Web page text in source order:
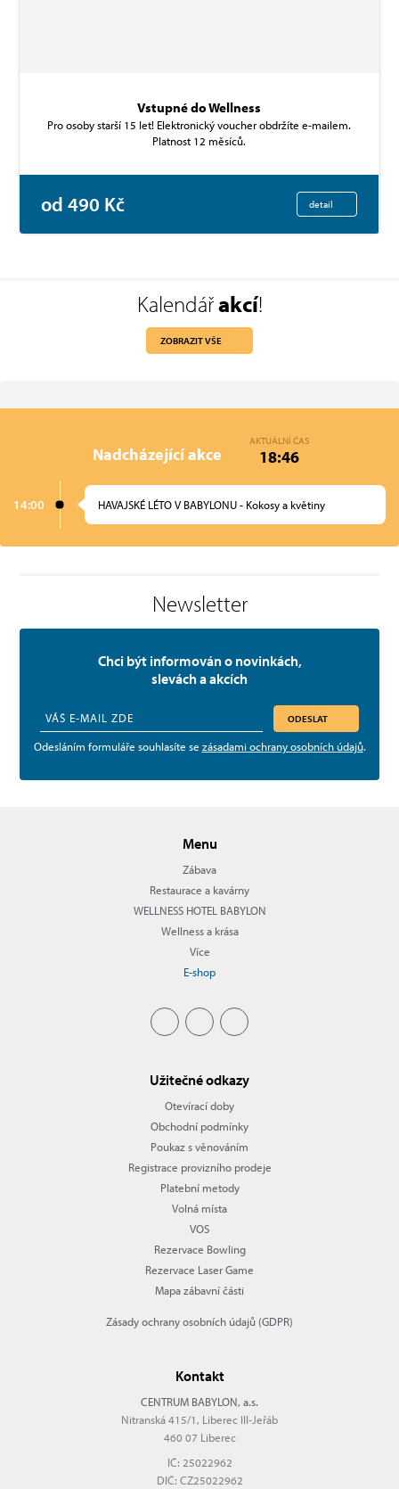
Vstupné do Wellness
Pro osoby starší 15 let! Elektronický voucher obdržíte e-mailem.
Platnost 12 měsíců.
od 490 Kč detail
Kalendářakcí!
ZOBRAZIT VŠE
Nadcházející akce
AKTUÁLNÍ ČAS
18:46
14:00 HAVAJSKÉ LÉTO V BABYLONU - Kokosy a květiny
Newsletter
Chci být informován o novinkách,
slevách a akcích
ODESLAT
Odesláním formuláře souhlasíte se zásadami ochrany osobních údajů.
Menu
Zábava
Restaurace a kavárny
WELLNESS HOTEL BABYLON
Wellness a krása
Více
E-shop
Užitečné odkazy
Otevírací doby
Obchodní podmínky
Poukaz s věnováním
Registrace provizního prodeje
Platební metody
Volná místa
VOS
Rezervace Bowling
Rezervace Laser Game
Mapa zábavní části
Zásady ochrany osobních údajů (GDPR)
Kontakt
CENTRUM BABYLON, a.s.
Nitranská 415/1, Liberec III-Jeřáb
460 07 Liberec
IČ: 25022962
DIČ: CZ25022962